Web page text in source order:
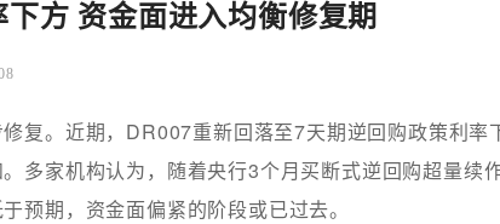
方 资金面进入均衡修复期
复。近期，DR007重新回落至7天期逆回购政策利率
多家机构认为，随着央行3个月买断式逆回购超量续
预期，资金面偏紧的阶段或已过去。